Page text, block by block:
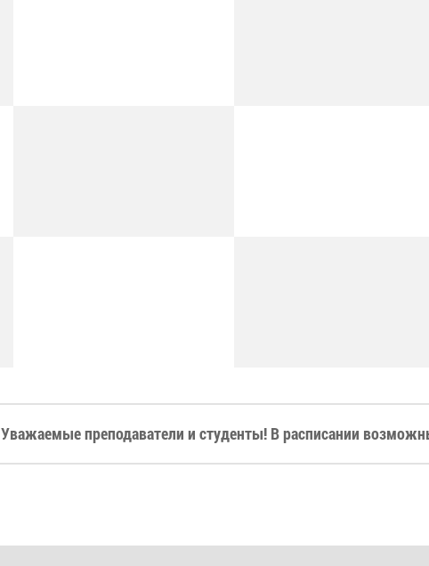
Уважаемые преподаватели и студенты! В расписании